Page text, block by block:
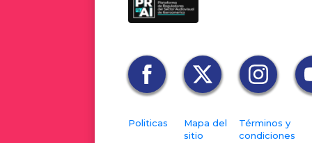
del
una
al
Politicas
Mapa del
sitio
Términos y
condiciones